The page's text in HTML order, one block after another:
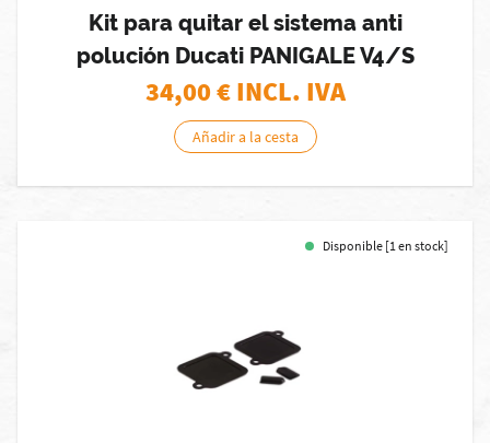
Kit para quitar el sistema anti
polución Ducati PANIGALE V4/S
34,00€ INCL. IVA
Añadir a la cesta
Disponible [1 en stock]